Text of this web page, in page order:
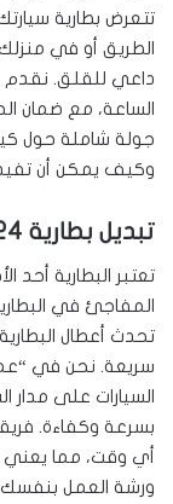
تتعرض بطارية
الطريق أو في
داعي للقلق. نقدم
الساعة، مع ضمان
جولة شاملة حول
وكيف يمكن أن
تبديل بطارية 24 ساعة
تعتبر البطارية أحد
المفاجئ في
تحدث أعطال
سريعة. نحن في
السيارات على
بسرعة وكفاءة.
أي وقت، مما يعني
ورشة العمل